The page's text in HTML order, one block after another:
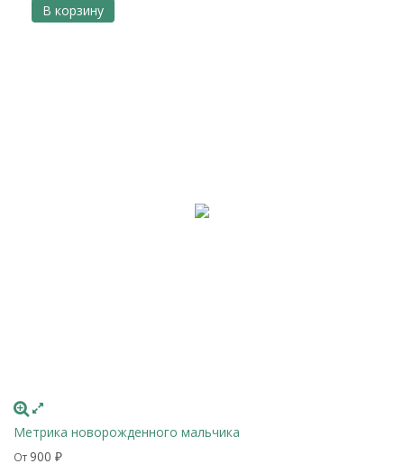
В корзину
Метрика новорожденного мальчика
От 900 ₽